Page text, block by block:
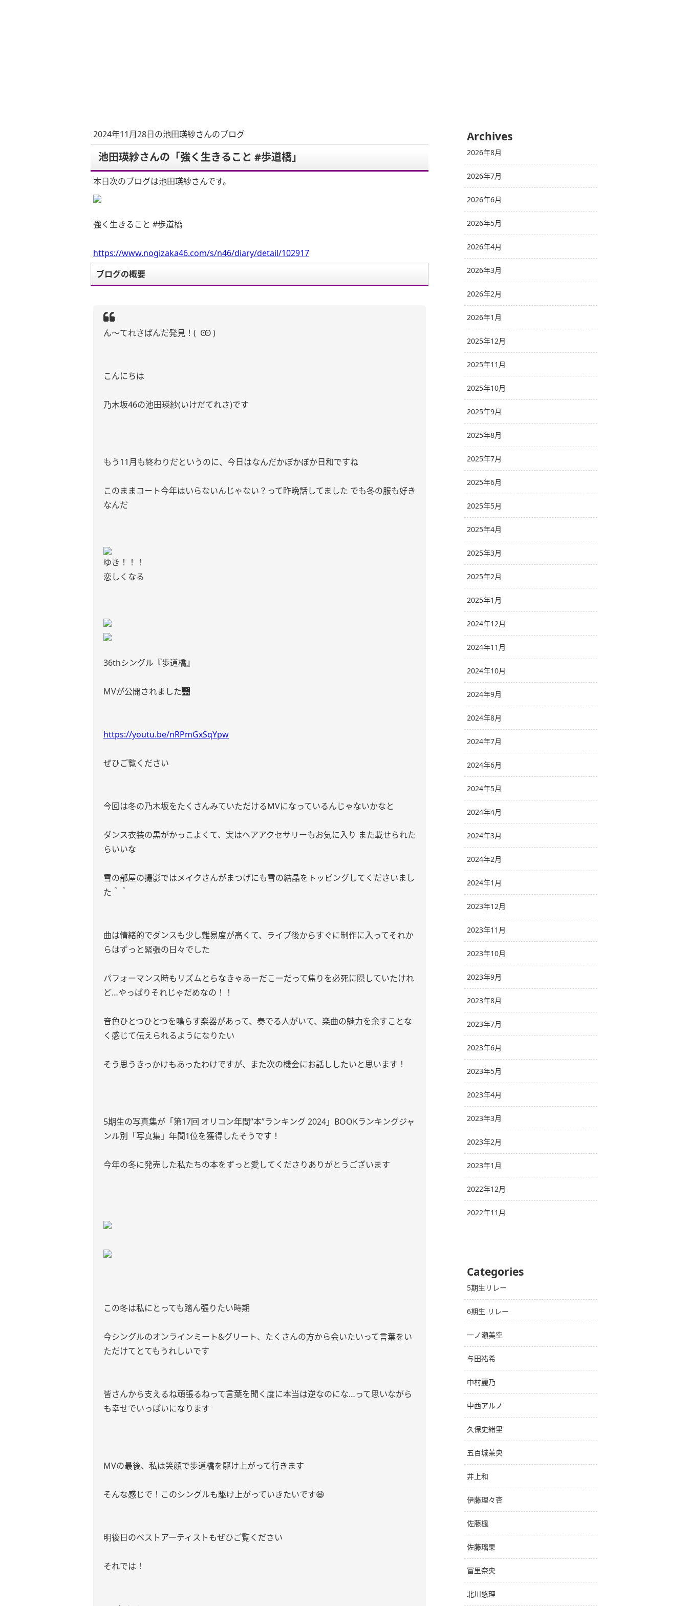
2024年11月28日の池田瑛紗さんのブログ
池田瑛紗さんの「強く生きること #歩道橋」
本日次のブログは池田瑛紗さんです。
強く生きること #歩道橋
https://www.nogizaka46.com/s/n46/diary/detail/102917
ブログの概要
ん〜てれさぱんだ発見！( Ꙭ )
こんにちは
乃木坂46の池田瑛紗(いけだてれさ)です
もう11月も終わりだというのに、今日はなんだかぽかぽか日和ですね
このままコート今年はいらないんじゃない？って昨晩話してました でも冬の服も好き
なんだ
ゆき！！！
恋しくなる
36thシングル『歩道橋』
MVが公開されました🌉
https://youtu.be/nRPmGxSqYpw
ぜひご覧ください
今回は冬の乃木坂をたくさんみていただけるMVになっているんじゃないかなと
ダンス衣装の黒がかっこよくて、実はヘアアクセサリーもお気に入り また載せられた
らいいな
雪の部屋の撮影ではメイクさんがまつげにも雪の結晶をトッピングしてくださいまし
た＾＾
曲は情緒的でダンスも少し難易度が高くて、ライブ後からすぐに制作に入ってそれか
らはずっと緊張の日々でした
パフォーマンス時もリズムとらなきゃあーだこーだって焦りを必死に隠していたけれ
ど…やっぱりそれじゃだめなの！！
音色ひとつひとつを鳴らす楽器があって、奏でる人がいて、楽曲の魅力を余すことな
く感じて伝えられるようになりたい
そう思うきっかけもあったわけですが、また次の機会にお話ししたいと思います！
5期生の写真集が「第17回 オリコン年間”本”ランキング 2024」BOOKランキングジャ
ンル別「写真集」年間1位を獲得したそうです！
今年の冬に発売した私たちの本をずっと愛してくださりありがとうございます
この冬は私にとっても踏ん張りたい時期
今シングルのオンラインミート&グリート、たくさんの方から会いたいって言葉をい
ただけてとてもうれしいです
皆さんから支えるね頑張るねって言葉を聞く度に本当は逆なのにな…って思いながら
も幸せでいっぱいになります
MVの最後、私は笑顔で歩道橋を駆け上がって行きます
そんな感じで！このシングルも駆け上がっていきたいです😆
明後日のベストアーティストもぜひご覧ください
それでは！
Archives
2026年8月
2026年7月
2026年6月
2026年5月
2026年4月
2026年3月
2026年2月
2026年1月
2025年12月
2025年11月
2025年10月
2025年9月
2025年8月
2025年7月
2025年6月
2025年5月
2025年4月
2025年3月
2025年2月
2025年1月
2024年12月
2024年11月
2024年10月
2024年9月
2024年8月
2024年7月
2024年6月
2024年5月
2024年4月
2024年3月
2024年2月
2024年1月
2023年12月
2023年11月
2023年10月
2023年9月
2023年8月
2023年7月
2023年6月
2023年5月
2023年4月
2023年3月
2023年2月
2023年1月
2022年12月
2022年11月
Categories
5期生リレー
6期生 リレー
一ノ瀬美空
与田祐希
中村麗乃
中西アルノ
久保史緒里
五百城茉央
井上和
伊藤理々杏
佐藤楓
佐藤璃果
冨里奈央
北川悠理